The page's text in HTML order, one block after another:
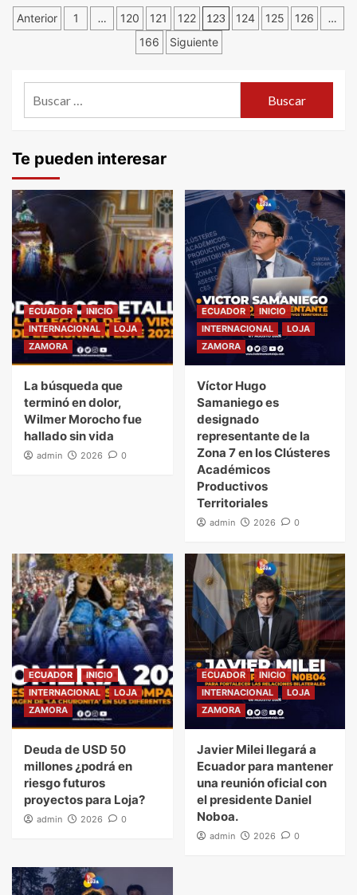
Navegación
entradas
Anterior 1 … 120 121 122 123 124 125 126
…
166
Siguiente
Te pueden interesar
ECUADOR
INICIO
INTERNACIONAL
LOJA
ZAMORA
La búsqueda que
terminó en dolor,
Wilmer Morocho fue
hallado sin vida
admin 2026 0
ECUADOR
INICIO
INTERNACIONAL
LOJA
ZAMORA
Víctor Hugo
Samaniego es
designado
representante de la
Zona 7 en los Clústeres
Académicos
Productivos
Territoriales
admin 2026 0
ECUADOR
INICIO
INTERNACIONAL
LOJA
ZAMORA
Deuda de USD 50
millones ¿podrá en
riesgo futuros
proyectos para Loja?
admin 2026 0
ECUADOR
INICIO
INTERNACIONAL
LOJA
ZAMORA
Javier Milei llegará a
Ecuador para mantener
una reunión oficial con
el presidente Daniel
Noboa.
admin 2026 0